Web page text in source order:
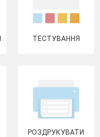
ТЕСТУВАННЯ
РОЗДРУКУВАТИ